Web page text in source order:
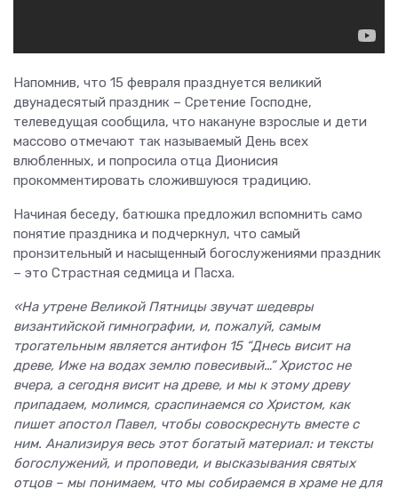
Напомнив, что 15 февраля празднуется великий
двунадесятый праздник – Сретение Господне,
телеведущая сообщила, что накануне взрослые и дети
массово отмечают так называемый День всех
влюбленных, и попросила отца Дионисия
прокомментировать сложившуюся традицию.
Начиная беседу, батюшка предложил вспомнить само
понятие праздника и подчеркнул, что самый
пронзительный и насыщенный богослужениями праздник
– это Страстная седмица и Пасха.
«На утрене Великой Пятницы звучат шедевры
византийской гимнографии, и, пожалуй, самым
трогательным является антифон 15 “Днесь висит на
древе, Иже на водах землю повесивый…” Христос не
вчера, а сегодня висит на древе, и мы к этому древу
припадаем, молимся, сраспинаемся со Христом, как
пишет апостол Павел, чтобы совоскреснуть вместе с
ним. Анализируя весь этот богатый материал: и тексты
богослужений, и проповеди, и высказывания святых
отцов – мы понимаем, что мы собираемся в храме не для